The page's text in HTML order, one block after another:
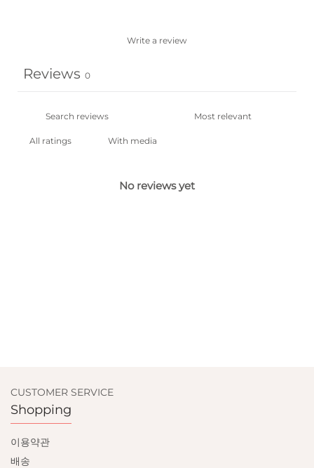
Write a review
Reviews 0
With media
No reviews yet
CUSTOMER SERVICE
Shopping
이용약관
배송